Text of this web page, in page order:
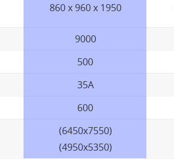
860 x 960 x 1950
9000
500
35A
600
(6450x7550)
(4950x5350)